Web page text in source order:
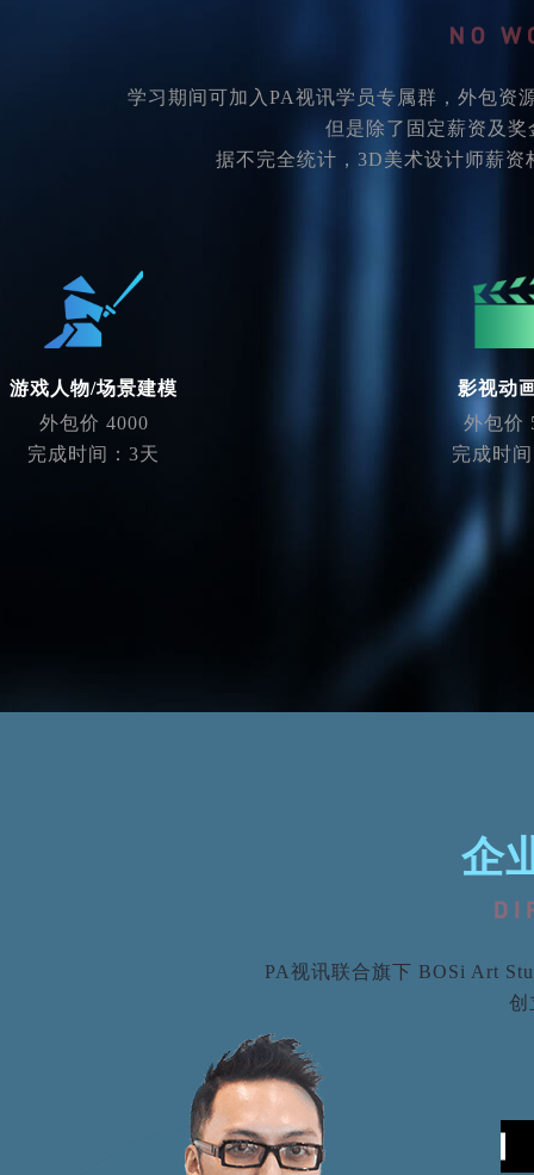
学习期间可加入PA视讯学员专属群，外包资
但是除了固定薪资及
据不完全统计，3D美术设计师薪
游戏人物/场景建模
外包价 4000
完成时间：3天
影视动
外包价
完成时
企
PA视讯联合旗下 BOSi Art
创